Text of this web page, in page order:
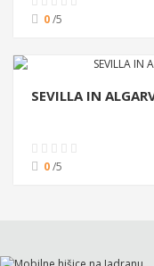
0/5
SEVILLA IN
0/5